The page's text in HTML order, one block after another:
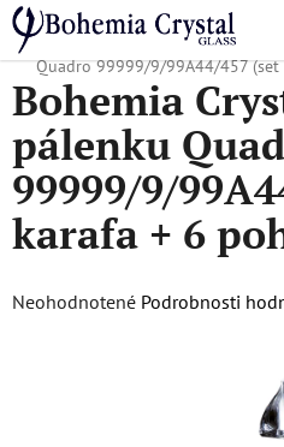
Prejsť
na
obsah
Domov
/ Obľúbené kolekcie / Quadro
Quadro 99999/9/99A44/457 (set
Bohemia
pálenku
99999/9/
karafa + 6
Priemerné
Neohodnotené Podrobnosti